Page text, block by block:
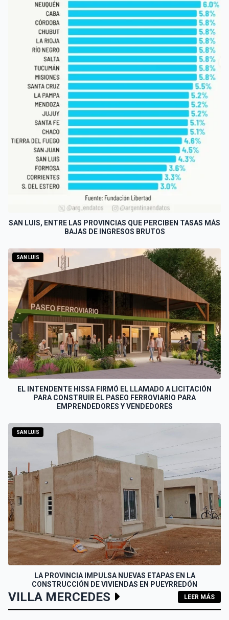
SAN LUIS, ENTRE LAS PROVINCIAS QUE PERCIBEN TASAS MÁS
BAJAS DE INGRESOS BRUTOS
SAN LUIS
EL INTENDENTE HISSA FIRMÓ EL LLAMADO A LICITACIÓN
PARA CONSTRUIR EL PASEO FERROVIARIO PARA
EMPRENDEDORES Y VENDEDORES
SAN LUIS
LA PROVINCIA IMPULSA NUEVAS ETAPAS EN LA
CONSTRUCCIÓN DE VIVIENDAS EN PUEYRREDÓN
VILLA MERCEDES LEER MÁS